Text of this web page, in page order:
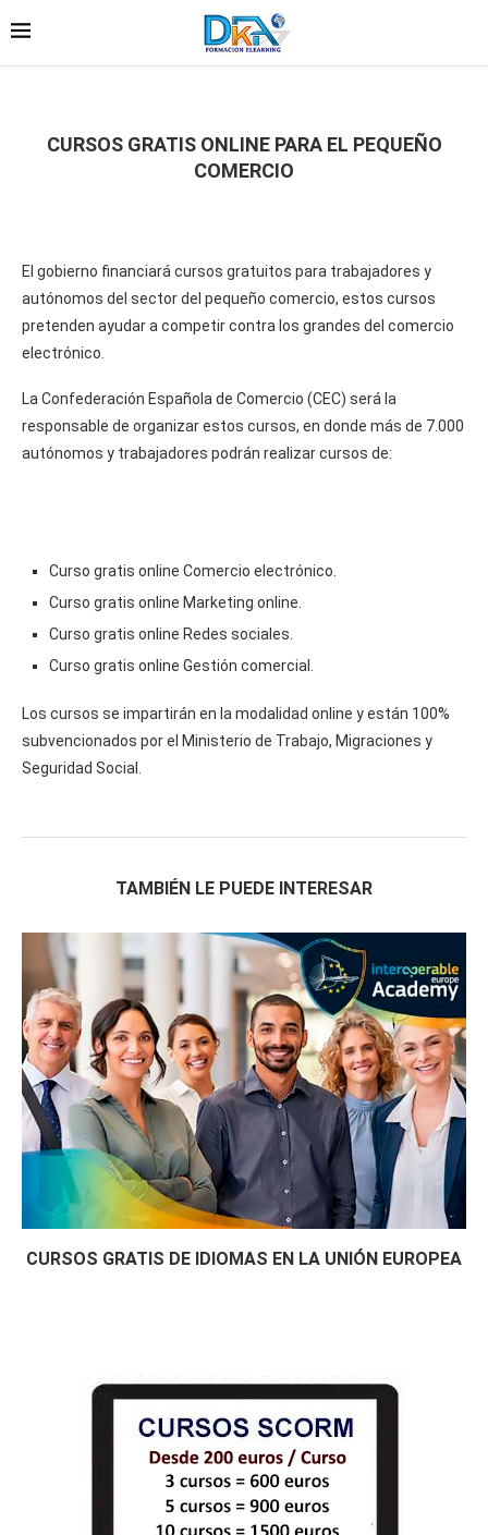
CURSOS GRATIS ONLINE PARA EL PEQUEÑO
COMERCIO
El gobierno financiará cursos gratuitos para trabajadores y
autónomos del sector del pequeño comercio, estos cursos
pretenden ayudar a competir contra los grandes del comercio
electrónico.
La Confederación Española de Comercio (CEC) será la
responsable de organizar estos cursos, en donde más de 7.000
autónomos y trabajadores podrán realizar cursos de:
Curso gratis online Comercio electrónico.
Curso gratis online Marketing online.
Curso gratis online Redes sociales.
Curso gratis online Gestión comercial.
Los cursos se impartirán en la modalidad online y están 100%
subvencionados por el Ministerio de Trabajo, Migraciones y
Seguridad Social.
TAMBIÉN LE PUEDE INTERESAR
CURSOS GRATIS DE IDIOMAS EN LA UNIÓN EUROPEA